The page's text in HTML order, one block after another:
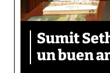
Sumit
un buen